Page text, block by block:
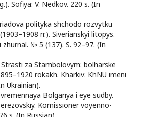
Sofiya: V. Nedkov. 220 s. (In
polityka shchodo rozvytku
rr.). Siverianskyi litopys.
zhurnal. № 5 (137). S. 92–97. (In
za Stambolovym: bolharske
rokakh. Kharkiv: KhNU imeni
Ukrainian).
Bolgarіya i eyе sudby.
Komissіoner voyenno-